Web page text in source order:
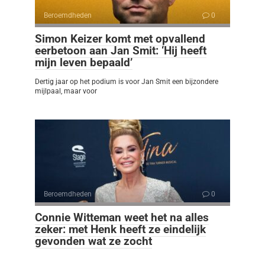
Beroemdheden 0
Simon Keizer komt met opvallend
eerbetoon aan Jan Smit: ‘Hij heeft
mijn leven bepaald’
Dertig jaar op het podium is voor Jan Smit een bijzondere
mijlpaal, maar voor
Beroemdheden 0
Connie Witteman weet het na alles
zeker: met Henk heeft ze eindelijk
gevonden wat ze zocht